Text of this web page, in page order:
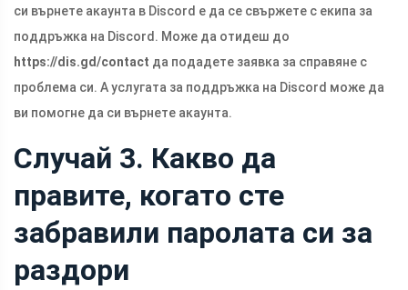
си върнете акаунта в Discord е да се свържете с екипа за
поддръжка на Discord. Може да отидеш до
https://dis.gd/contact да подадете заявка за справяне с
проблема си. А услугата за поддръжка на Discord може да
ви помогне да си върнете акаунта.
Случай 3. Какво да
правите, когато сте
забравили паролата си за
раздори